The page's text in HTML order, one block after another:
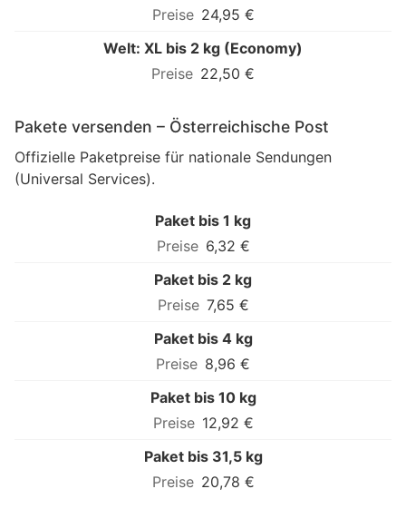
24,95 €
Welt: XL bis 2 kg (Economy)
22,50 €
Pakete versenden – Österreichische Post
Offizielle Paketpreise für nationale Sendungen
(Universal Services).
Paket bis 1 kg
6,32 €
Paket bis 2 kg
7,65 €
Paket bis 4 kg
8,96 €
Paket bis 10 kg
12,92 €
Paket bis 31,5 kg
20,78 €